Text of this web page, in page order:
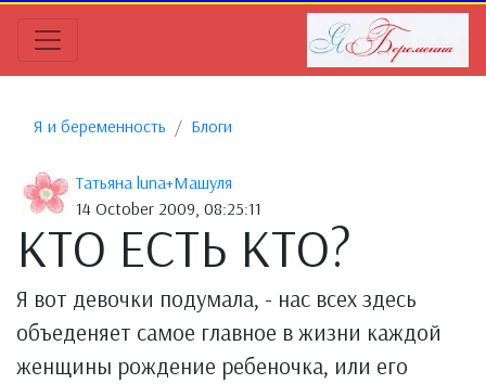
Я и беременность Блоги
Татьяна luna+Maшуля
14 October 2009, 08:25:11
КТО ЕСТЬ КТО?
Я вот девочки подумала, - нас всех здесь
объеденяет самое главное в жизни каждой
женщины рождение ребеночка, или его